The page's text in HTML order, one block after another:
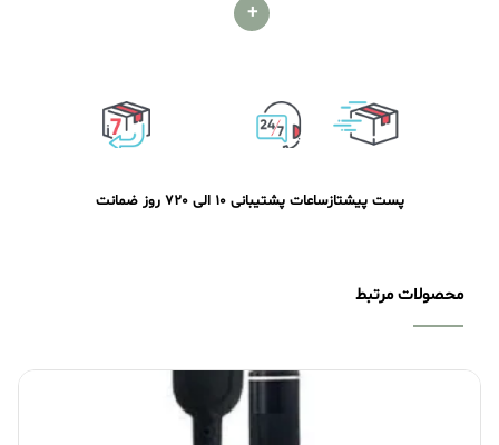
+
پست پیشتازساعات پشتیبانی 10 الی 20 7 روز ضمانت
محصولات مرتبط